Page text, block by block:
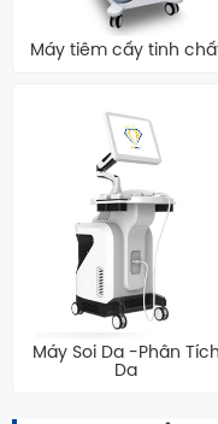
Máy tiêm cấy tinh
Máy Soi Da -Phân Tích
Da